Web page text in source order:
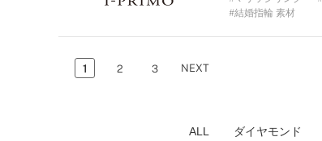
結婚指輪 素材
1 2 3 NEXT
ALL ダイヤモンド